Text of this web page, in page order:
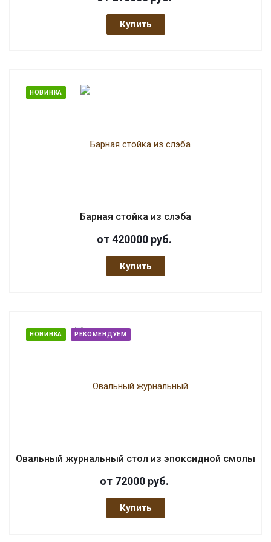
Купить
НОВИНКА
Барная стойка из слэба
от 420000 руб.
Купить
НОВИНКА РЕКОМЕНДУЕМ
Овальный журнальный стол из эпоксидной смолы
от 72000 руб.
Купить